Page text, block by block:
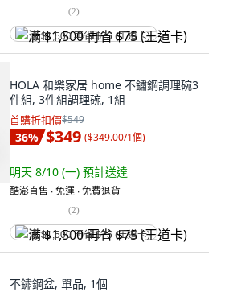
(2)
满 $1,500 再省 $75 (王道卡)
HOLA 和樂家居 home 不鏽鋼調理碗3
件組, 3件組調理碗, 1組
首購折扣價$549
36% $349 ($349.00/1個)
明天 8/10 (一) 預計送達
酷澎直售 ∙ 免運 ∙ 免費退貨
(2)
满 $1,500 再省 $75 (王道卡)
不鏽鋼盆, 單品, 1個